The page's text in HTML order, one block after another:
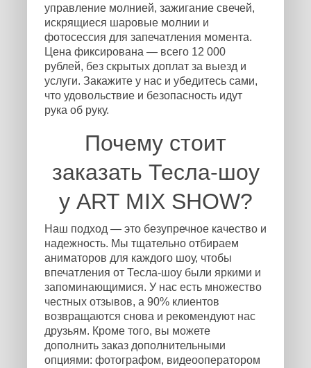
управление молнией, зажигание свечей,
искрящиеся шаровые молнии и
фотосессия для запечатления момента.
Цена фиксирована — всего 12 000
рублей, без скрытых доплат за выезд и
услуги. Закажите у нас и убедитесь сами,
что удовольствие и безопасность идут
рука об руку.
Почему стоит
заказать Тесла-шоу
у ART MIX SHOW?
Наш подход — это безупречное качество и
надежность. Мы тщательно отбираем
аниматоров для каждого шоу, чтобы
впечатления от Тесла-шоу были яркими и
запоминающимися. У нас есть множество
честных отзывов, а 90% клиентов
возвращаются снова и рекомендуют нас
друзьям. Кроме того, вы можете
дополнить заказ дополнительными
опциями: фотографом, видеооператором